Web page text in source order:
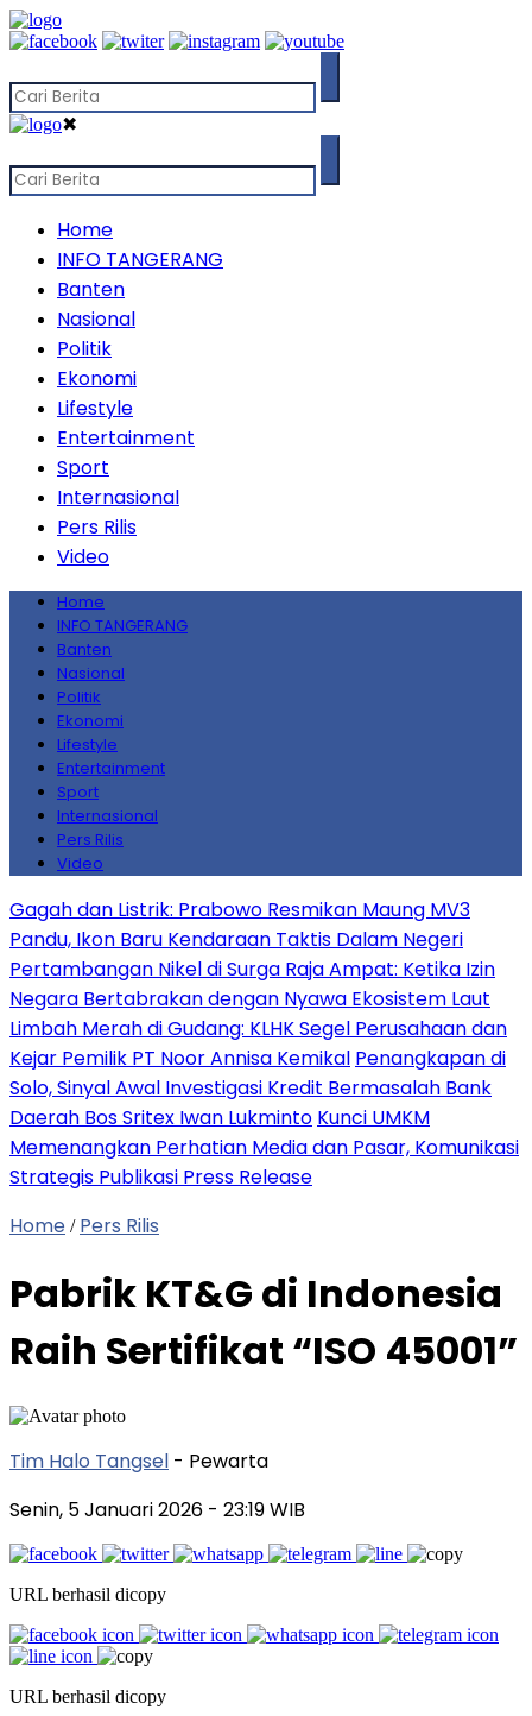
✖
Home
INFO TANGERANG
Banten
Nasional
Politik
Ekonomi
Lifestyle
Entertainment
Sport
Internasional
Pers Rilis
Video
Home
INFO TANGERANG
Banten
Nasional
Politik
Ekonomi
Lifestyle
Entertainment
Sport
Internasional
Pers Rilis
Video
Gagah dan Listrik: Prabowo Resmikan Maung MV3
Pandu, Ikon Baru Kendaraan Taktis Dalam Negeri
Pertambangan Nikel di Surga Raja Ampat: Ketika Izin
Negara Bertabrakan dengan Nyawa Ekosistem Laut
Limbah Merah di Gudang: KLHK Segel Perusahaan dan
Kejar Pemilik PT Noor Annisa Kemikal Penangkapan di
Solo, Sinyal Awal Investigasi Kredit Bermasalah Bank
Daerah Bos Sritex Iwan Lukminto Kunci UMKM
Memenangkan Perhatian Media dan Pasar, Komunikasi
Strategis Publikasi Press Release
Home / Pers Rilis
Pabrik KT&G di Indonesia
Raih Sertifikat “ISO 45001”
Tim Halo Tangsel - Pewarta
Senin, 5 Januari 2026 - 23:19 WIB
URL berhasil dicopy
URL berhasil dicopy